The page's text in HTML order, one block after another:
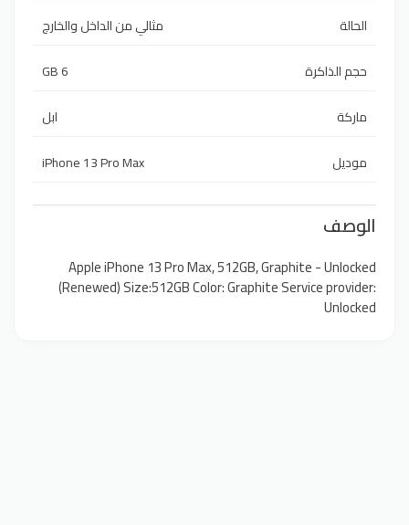
الحالة
مثالي من الداخل والخارج
حجم الذاكرة
6 GB
ماركة
ابل
موديل
iPhone 13 Pro Max
الوصف
Apple iPhone 13 Pro Max, 512GB, Graphite - Unlocked
(Renewed) Size:512GB Color: Graphite Service provider:
Unlocked